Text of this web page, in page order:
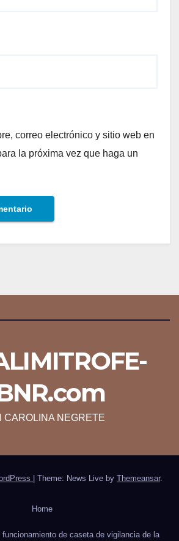
correo electrónico y sitio web en
la próxima vez que haga un
CAROLINA NEGRETE
Theme: News Live by Themeansar.
Home
funcionamiento de caseta de vigilancia de la